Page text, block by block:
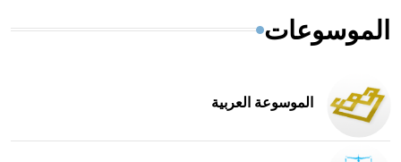
الموسوعات
الموسوعة العربية